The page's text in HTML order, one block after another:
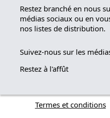
Restez branché en nous
médias sociaux ou en
nos listes de distribution.
Suivez-nous sur les
Restez à l'affût
Termes et conditions